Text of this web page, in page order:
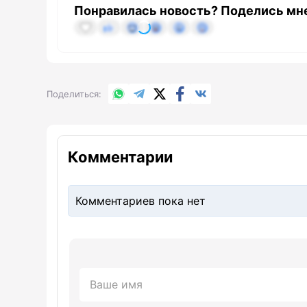
Понравилась новость? Поделись
Поделиться WhatsApp
TelegramX.comFacebook
Комментарии
Комментариев пока нет